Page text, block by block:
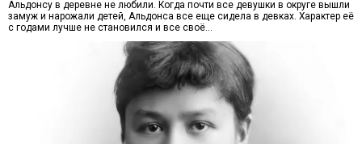
Альдонсу в деревне не любили. Когда почти все девушки в округе вышли
замуж и нарожали детей, Альдонса все еще сидела в девках. Характер её
с годами лучше не становился и все своё…